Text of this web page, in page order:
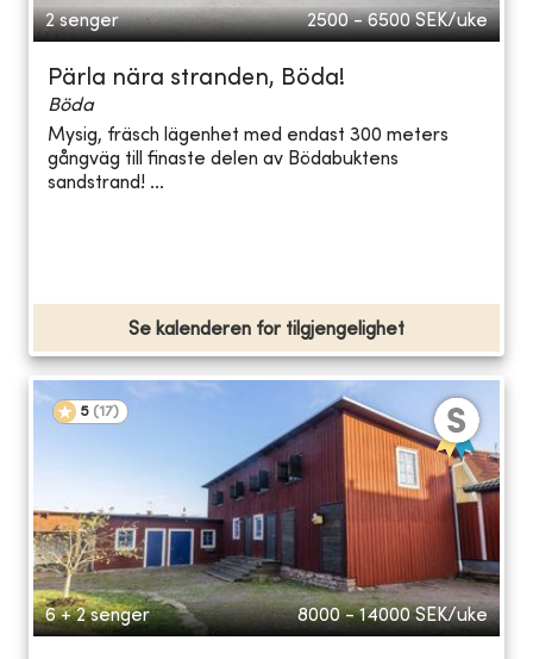
2 senger 2500 - 6500 SEK/uke
Pärla nära stranden, Böda!
Böda
Mysig, fräsch lägenhet med endast 300 meters
gångväg till finaste delen av Bödabuktens
sandstrand! ...
Se kalenderen for tilgjengelighet
5 (17)
6 + 2 senger 8000 - 14000 SEK/uke